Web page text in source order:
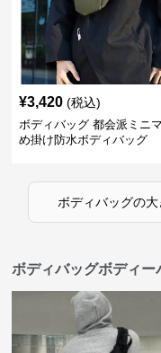
¥3,420 (税込)
ボディバッグ 都会派ミニ
め掛け防水ボディバッグ
ボディバッグの大
ボディバッグボディ